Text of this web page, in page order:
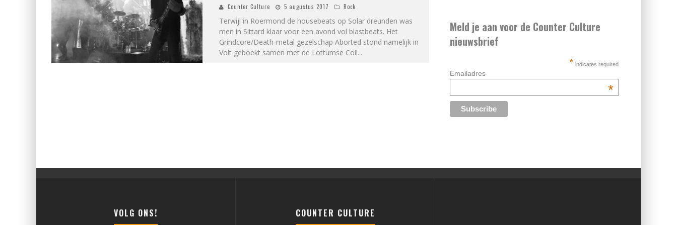
Counter Culture 5 augustus 2017 Rock
Terwijl in Roermond de housebeats op Solar dreunden was
men in Sittard klaar voor een avond vol blastbeats. Het
Grindcore/Death-metal gezelschap Aborted stond namelijk in
Volt geboekt samen met de Lottumse Coll...
Meld je aan voor de Counter Culture
nieuwsbrief
* indicates required
Emailadres
*
VOLG ONS! COUNTER CULTURE